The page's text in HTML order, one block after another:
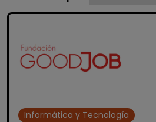
Informática y Tecnología